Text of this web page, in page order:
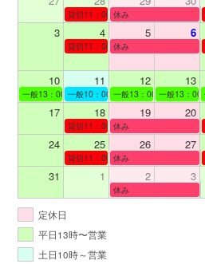
貸切11：00～12：00
休み
3 4 5 6
貸切11：00～12：00
休み
10 11 12 13
一般13：00～19：00一般10：00～19：00一般13：00～19：00
一般13：00
17 18 19 20
貸切11：00～12：00
休み
24 25 26 27
貸切11：00～12：00
休み
31 1 2 3
休み
定休日
平日13時〜営業
土日10時～営業